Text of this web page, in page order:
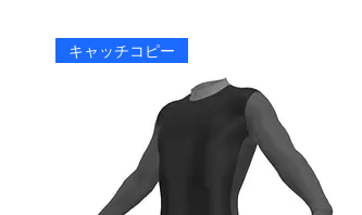
キャッチコピー